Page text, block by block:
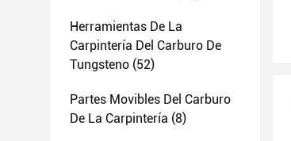
Herramientas De La
Carpintería Del Carburo De
Tungsteno (52)
Partes Movibles Del Carburo
De La Carpintería (8)